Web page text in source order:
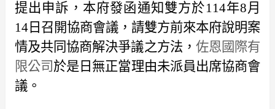
提出申訴，本府發函通知雙方於114年8月
14日召開協商會議，請雙方前來本府說明案
情及共同協商解決爭議之方法， 佐恩國際有
限公司於是日無正當理由未派員出席協商會
議。